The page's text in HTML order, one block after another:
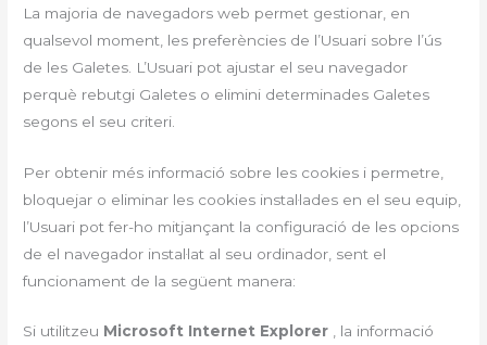
La majoria de navegadors web permet gestionar, en
qualsevol moment, les preferències de l’Usuari sobre l’ús
de les Galetes. L’Usuari pot ajustar el seu navegador
perquè rebutgi Galetes o elimini determinades Galetes
segons el seu criteri.
Per obtenir més informació sobre les cookies i permetre,
bloquejar o eliminar les cookies instal·lades en el seu equip,
l’Usuari pot fer-ho mitjançant la configuració de les opcions
de el navegador instal·lat al seu ordinador, sent el
funcionament de la següent manera:
Si utilitzeu Microsoft Internet Explorer , la informació